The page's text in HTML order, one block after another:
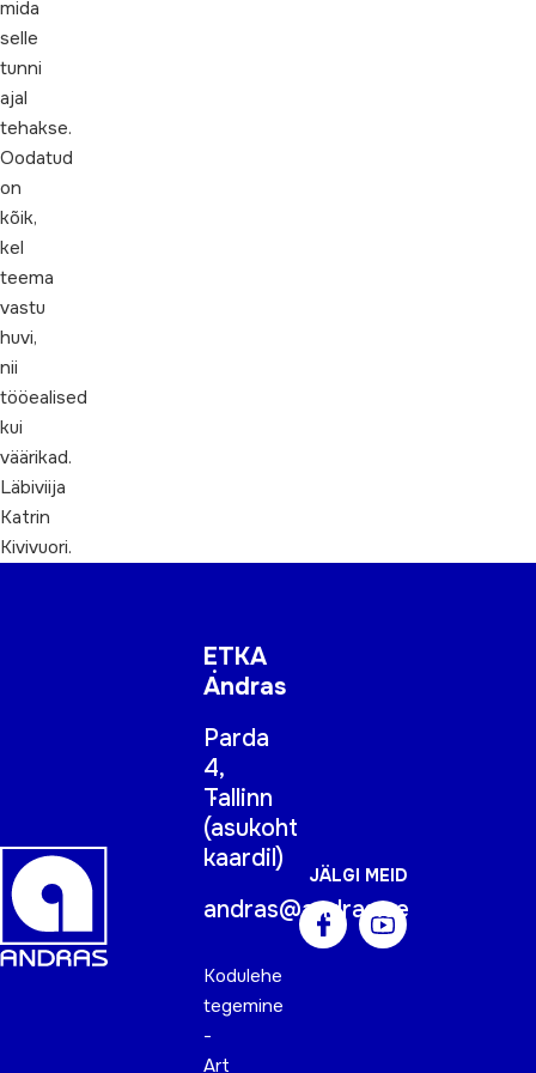
mida
selle
tunni
ajal
tehakse.
Oodatud
on
kõik,
kel
teema
vastu
huvi,
nii
tööealised
kui
väärikad.
Läbiviija
Katrin
Kivivuori.
ETKA
Andras
Parda
4,
Tallinn
(asukoht
kaardil)
andras@andras.ee
Kodulehe
tegemine
-
Art
JÄLGI MEID